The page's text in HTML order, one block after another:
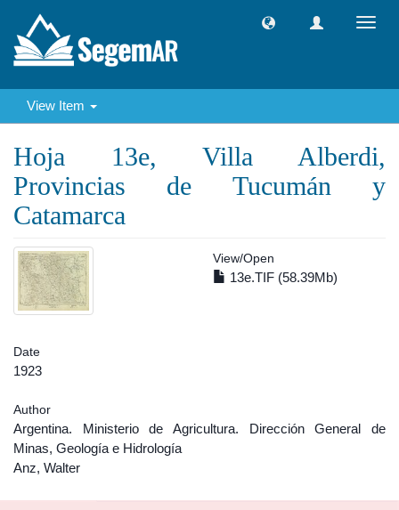
View Item
Hoja 13e, Villa Alberdi,
Provincias de Tucumán y
Catamarca
View/Open
13e.TIF (58.39Mb)
Date
1923
Author
Argentina. Ministerio de Agricultura. Dirección General de
Minas, Geología e Hidrología
Anz, Walter